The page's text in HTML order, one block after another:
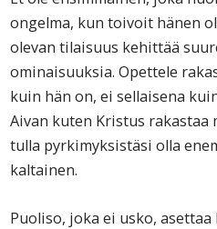
ongelma, kun toivoit hänen
olevan tilaisuus kehittää
ominaisuuksia. Opettele
kuin hän on, ei sellaisena
Aivan kuten Kristus
tulla pyrkimyksistäsi olla
kaltainen.
Puoliso, joka ei usko,